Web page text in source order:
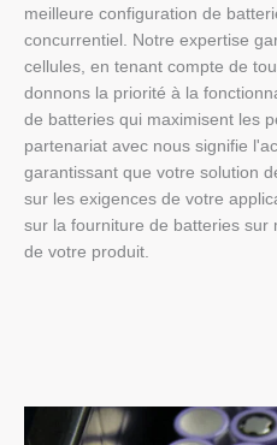
meilleure configuration de
concurrentiel. Notre expertise
cellules, en tenant compte de
donnons la priorité à la
de batteries qui maximisent les
partenariat avec nous signifie
garantissant que votre solution
sur les exigences de votre
sur la fourniture de batteries sur
de votre produit.